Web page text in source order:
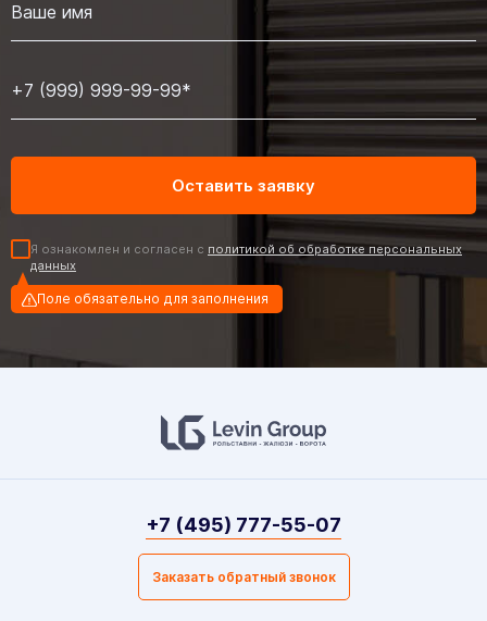
Я ознакомлен и согласен с политикой об обработке персональных
данных
Поле обязательно для заполнения
+7 (495) 777-55-07
Заказать обратный звонок